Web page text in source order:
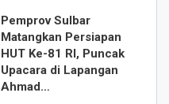
Pemprov Sulbar
Matangkan Persiapan
HUT Ke-81 RI, Puncak
Upacara di Lapangan
Ahmad…